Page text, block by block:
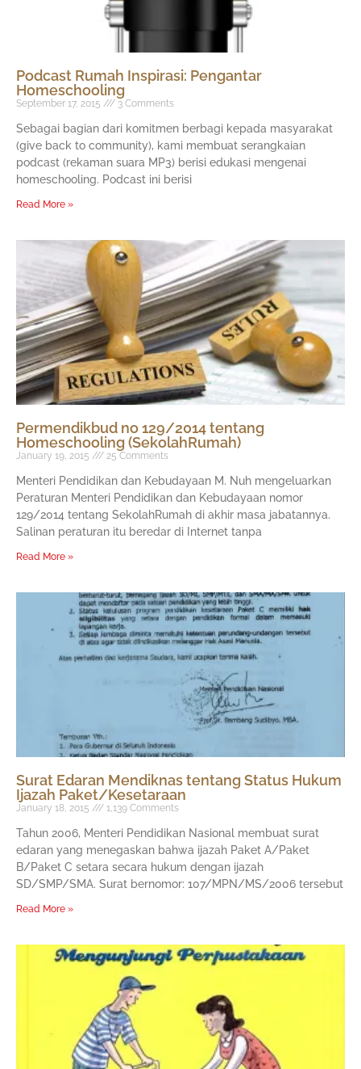
Podcast Rumah Inspirasi: Pengantar
Homeschooling
September 17, 2015 3 Comments
Sebagai bagian dari komitmen berbagi kepada masyarakat
(give back to community), kami membuat serangkaian
podcast (rekaman suara MP3) berisi edukasi mengenai
homeschooling. Podcast ini berisi
Read More »
Permendikbud no 129/2014 tentang
Homeschooling (SekolahRumah)
January 19, 2015 25 Comments
Menteri Pendidikan dan Kebudayaan M. Nuh mengeluarkan
Peraturan Menteri Pendidikan dan Kebudayaan nomor
129/2014 tentang SekolahRumah di akhir masa jabatannya.
Salinan peraturan itu beredar di Internet tanpa
Read More »
Surat Edaran Mendiknas tentang Status Hukum
Ijazah Paket/Kesetaraan
January 18, 2015 1,139 Comments
Tahun 2006, Menteri Pendidikan Nasional membuat surat
edaran yang menegaskan bahwa ijazah Paket A/Paket
B/Paket C setara secara hukum dengan ijazah
SD/SMP/SMA. Surat bernomor: 107/MPN/MS/2006 tersebut
Read More »